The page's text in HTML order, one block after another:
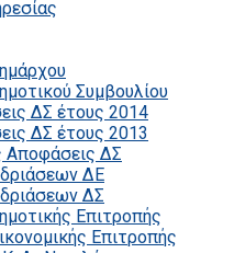
Συμβουλίου
ΔΣ έτους 2014
ΔΣ έτους 2013
Αποφάσεις ΔΣ
ΔΕ
ΔΣ
Επιτροπής
Επιτροπής